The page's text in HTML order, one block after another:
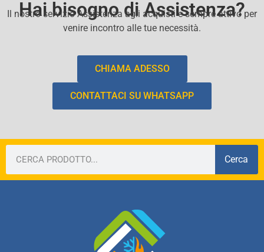
Hai bisogno di Assistenza?
Il nostro servizio Assistenza agli acquisti e sempre attivo per
venire incontro alle tue necessità.
CHIAMA ADESSO
CONTATTACI SU WHATSAPP
Cerca